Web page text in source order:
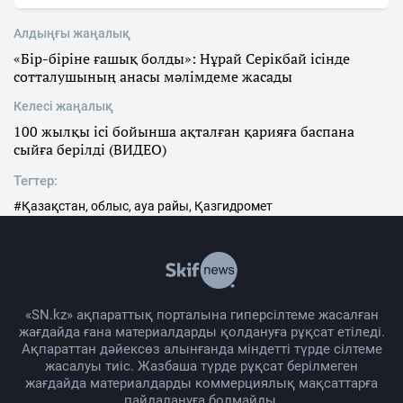
Алдыңғы жаңалық
«Бір-біріне ғашық болды»: Нұрай Серікбай ісінде
сотталушының анасы мәлімдеме жасады
Келесі жаңалық
100 жылқы ісі бойынша ақталған қарияға баспана
сыйға берілді (ВИДЕО)
Тегтер:
#Қазақстан, облыс, ауа райы, Қазгидромет
«SN.kz» ақпараттық порталына гиперсілтеме жасалған
жағдайда ғана материалдарды қолдануға рұқсат етіледі.
Ақпараттан дәйексөз алынғанда міндетті түрде сілтеме
жасалуы тиіс. Жазбаша түрде рұқсат берілмеген
жағдайда материалдарды коммерциялық мақсаттарға